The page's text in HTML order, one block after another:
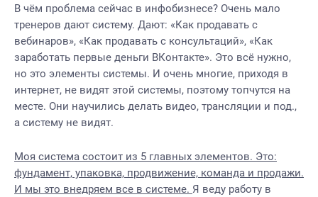
В чём проблема сейчас в инфобизнесе? Очень мало
тренеров дают систему. Дают: «Как продавать с
вебинаров», «Как продавать с консультаций», «Как
заработать первые деньги ВКонтакте». Это всё нужно,
но это элементы системы. И очень многие, приходя в
интернет, не видят этой системы, поэтому топчутся на
месте. Они научились делать видео, трансляции и под.,
а систему не видят.
Моя система состоит из 5 главных элементов. Это:
фундамент, упаковка, продвижение, команда и продажи.
И мы это внедряем все в системе. Я веду работу в